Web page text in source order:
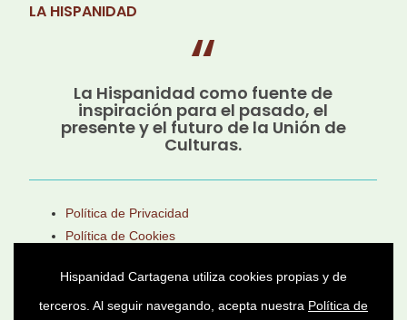
LA HISPANIDAD
La Hispanidad como fuente de
inspiración para el pasado, el
presente y el futuro de la Unión de
Culturas.
Política de Privacidad
Política de Cookies
Hispanidad Cartagena utiliza cookies propias y de
terceros. Al seguir navegando, acepta nuestra Política de